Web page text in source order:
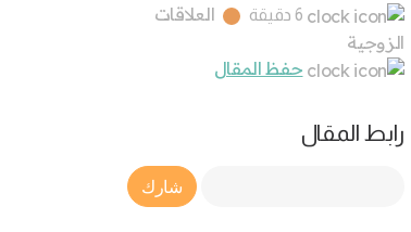
6 دقيقة
العلاقات
الزوجية
حفظ المقال
رابط المقال
Article Link
شارك